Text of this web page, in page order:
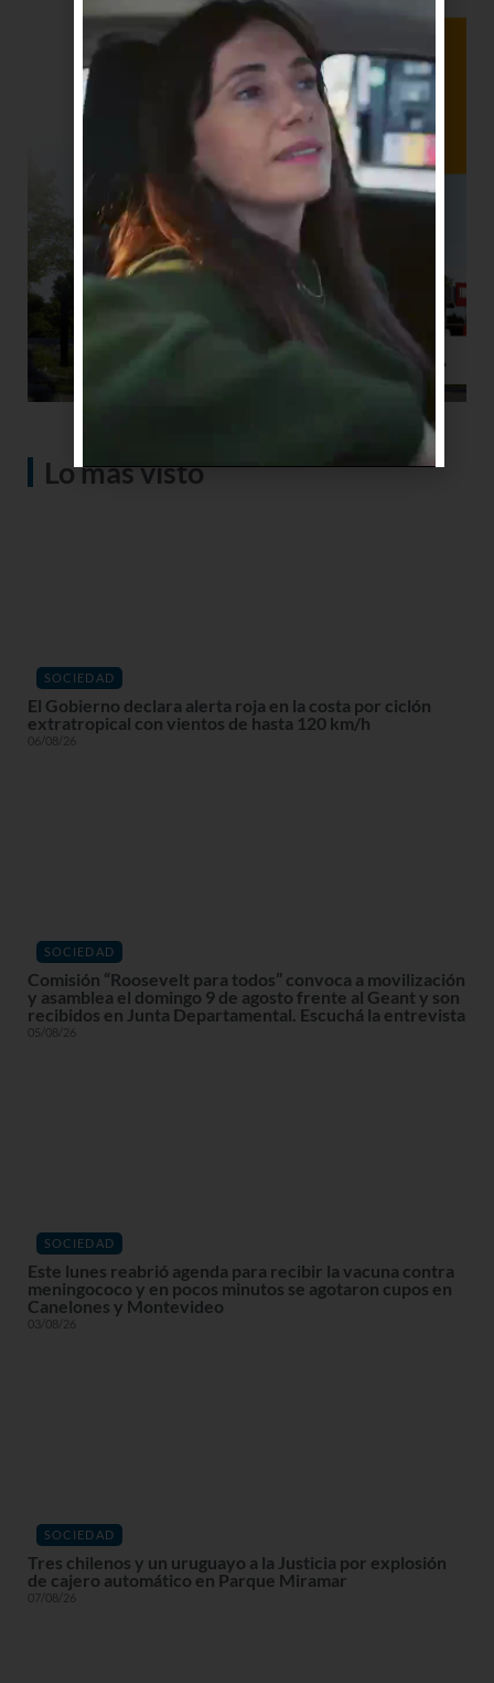
Lo más visto
SOCIEDAD
El Gobierno declara alerta roja en la costa por ciclón
extratropical con vientos de hasta 120 km/h
06/08/26
SOCIEDAD
Comisión “Roosevelt para todos” convoca a movilización
y asamblea el domingo 9 de agosto frente al Geant y son
recibidos en Junta Departamental. Escuchá la entrevista
05/08/26
SOCIEDAD
Este lunes reabrió agenda para recibir la vacuna contra
meningococo y en pocos minutos se agotaron cupos en
Canelones y Montevideo
03/08/26
SOCIEDAD
Tres chilenos y un uruguayo a la Justicia por explosión
de cajero automático en Parque Miramar
07/08/26